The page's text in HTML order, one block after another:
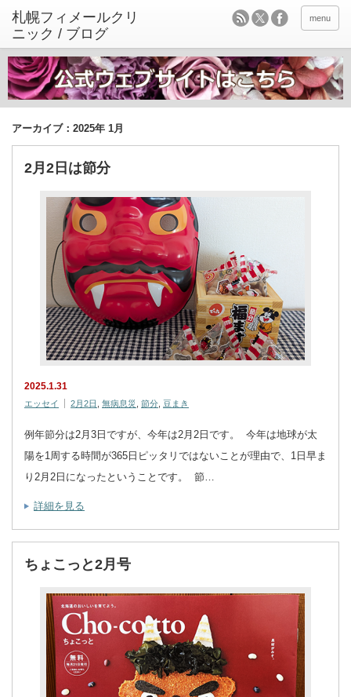
menu
アーカイブ：2025年 1月
2月2日は節分
2025.1.31
エッセイ 2月2日 無病息災 節分 豆まき
例年節分は2月3日ですが、今年は2月2日です。 今年は地球が太
陽を1周する時間が365日ピッタリではないことが理由で、1日早ま
り2月2日になったということです。 節…
詳細を見る
ちょこっと2月号